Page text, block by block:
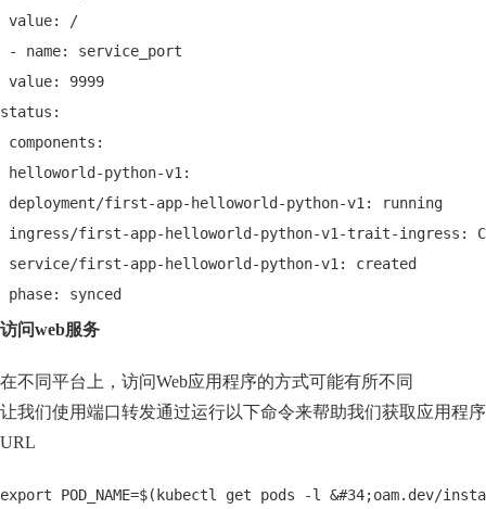
value: /
- name: service_port
value: 9999
status:
components:
helloworld-python-v1:
deployment/first-app-helloworld-python-v1: running
ingress/first-app-helloworld-python-v1-trait-ingress:
service/first-app-helloworld-python-v1: created
phase: synced
访问web服务
在不同平台上，访问Web应用程序的方式可能有所不同
让我们使用端口转发通过运行以下命令来帮助我们获取应用程序
URL
export POD_NAME=$(kubectl get pods -l &#34;oam.dev/